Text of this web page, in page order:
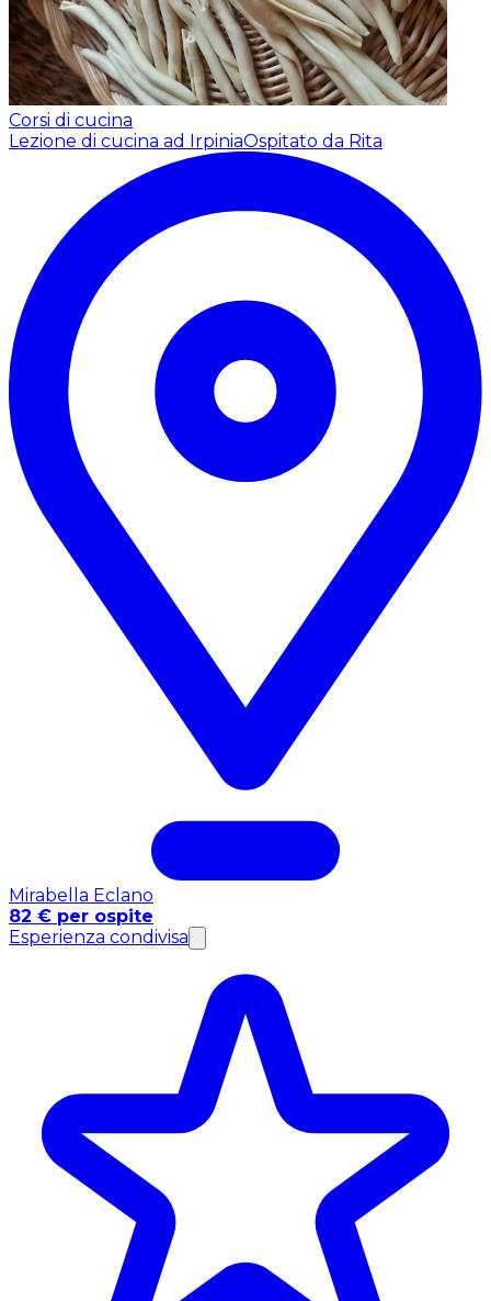
Corsi di cucina
Lezione di cucina ad IrpiniaOspitato da Rita
Mirabella Eclano
82 € per ospite
Esperienza condivisa